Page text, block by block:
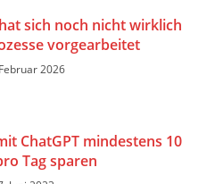
sich noch nicht wirklich
vorgearbeitet
2026
ChatGPT mindestens 10
Tag sparen